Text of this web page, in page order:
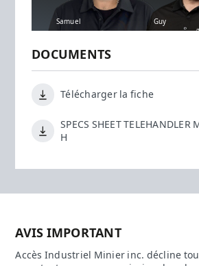
Samuel Guy
DOCUMENTS
Télécharger la fiche
SPECS SHEET
H
AVIS IMPORTANT
Accès Industriel Minier inc. décline